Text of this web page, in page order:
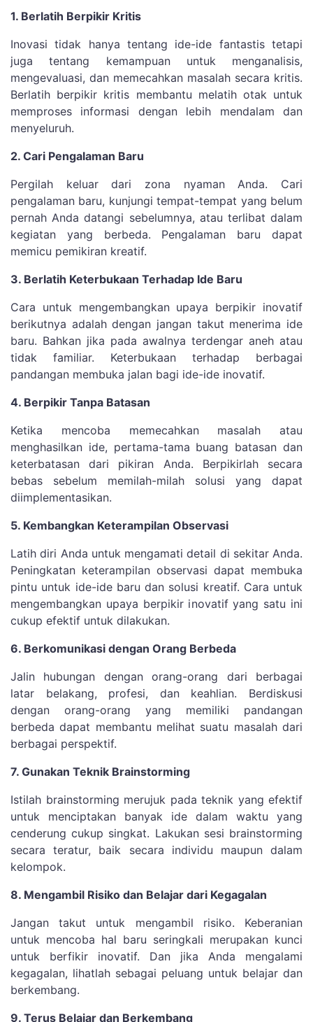
1. Berlatih Berpikir Kritis
Inovasi tidak hanya tentang ide-ide fantastis tetapi
juga tentang kemampuan untuk menganalisis,
mengevaluasi, dan memecahkan masalah secara kritis.
Berlatih berpikir kritis membantu melatih otak untuk
memproses informasi dengan lebih mendalam dan
menyeluruh.
2. Cari Pengalaman Baru
Pergilah keluar dari zona nyaman Anda. Cari
pengalaman baru, kunjungi tempat-tempat yang belum
pernah Anda datangi sebelumnya, atau terlibat dalam
kegiatan yang berbeda. Pengalaman baru dapat
memicu pemikiran kreatif.
3. Berlatih Keterbukaan Terhadap Ide Baru
Cara untuk mengembangkan upaya berpikir inovatif
berikutnya adalah dengan jangan takut menerima ide
baru. Bahkan jika pada awalnya terdengar aneh atau
tidak familiar. Keterbukaan terhadap berbagai
pandangan membuka jalan bagi ide-ide inovatif.
4. Berpikir Tanpa Batasan
Ketika mencoba memecahkan masalah atau
menghasilkan ide, pertama-tama buang batasan dan
keterbatasan dari pikiran Anda. Berpikirlah secara
bebas sebelum memilah-milah solusi yang dapat
diimplementasikan.
5. Kembangkan Keterampilan Observasi
Latih diri Anda untuk mengamati detail di sekitar Anda.
Peningkatan keterampilan observasi dapat membuka
pintu untuk ide-ide baru dan solusi kreatif. Cara untuk
mengembangkan upaya berpikir inovatif yang satu ini
cukup efektif untuk dilakukan.
6. Berkomunikasi dengan Orang Berbeda
Jalin hubungan dengan orang-orang dari berbagai
latar belakang, profesi, dan keahlian. Berdiskusi
dengan orang-orang yang memiliki pandangan
berbeda dapat membantu melihat suatu masalah dari
berbagai perspektif.
7. Gunakan Teknik Brainstorming
Istilah brainstorming merujuk pada teknik yang efektif
untuk menciptakan banyak ide dalam waktu yang
cenderung cukup singkat. Lakukan sesi brainstorming
secara teratur, baik secara individu maupun dalam
kelompok.
8. Mengambil Risiko dan Belajar dari Kegagalan
Jangan takut untuk mengambil risiko. Keberanian
untuk mencoba hal baru seringkali merupakan kunci
untuk berfikir inovatif. Dan jika Anda mengalami
kegagalan, lihatlah sebagai peluang untuk belajar dan
berkembang.
9. Terus Belajar dan Berkembang